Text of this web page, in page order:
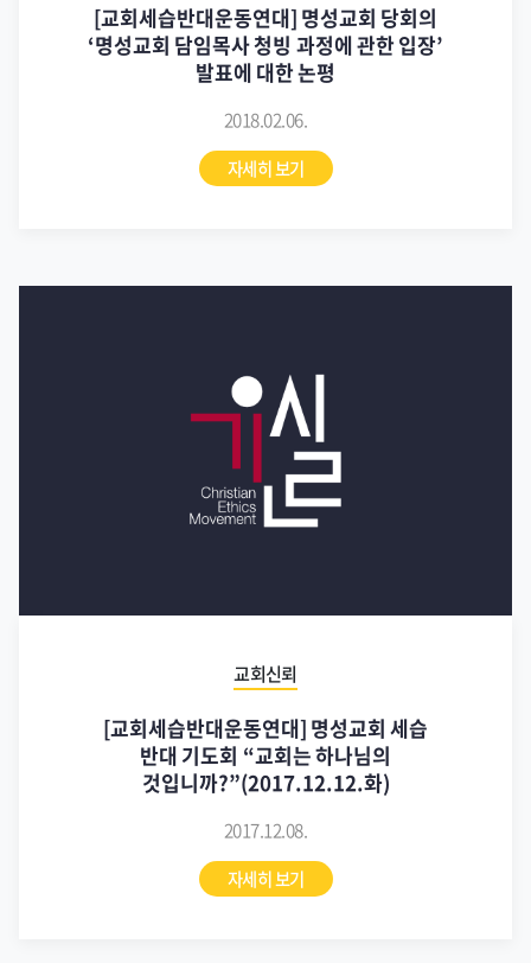
[교회세습반대운동연대] 명성교회 당회의
‘명성교회 담임목사 청빙 과정에 관한 입장’
발표에 대한 논평
2018.02.06.
자세히 보기
교회신뢰
[교회세습반대운동연대] 명성교회 세습
반대 기도회 “교회는 하나님의
것입니까?”(2017.12.12.화)
2017.12.08.
자세히 보기